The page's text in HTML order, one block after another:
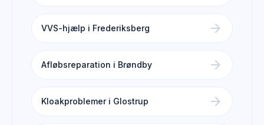
VVS-hjælp i Frederiksberg arrow_forward
Afløbsreparation i Brøndby arrow_forward
Kloakproblemer i Glostrup arrow_forward